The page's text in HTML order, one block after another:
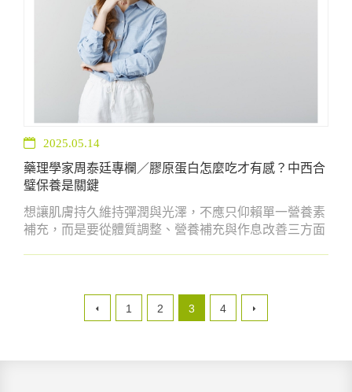
2025.05.14
藥理學家周泰廷專欄／膠原蛋白怎麼吃才有感？中西合
璧保養是關鍵
想讓肌膚持久維持彈潤與光澤，不應只仰賴單一營養素
補充，而是要從體質調整、營養補充與作息改善三方面
1 2 3 4